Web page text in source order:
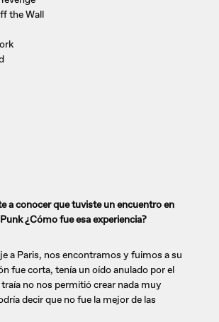
the Wall
a conocer que tuviste un encuentro en
¿Cómo fue esa experiencia?
a Paris, nos encontramos y fuimos a su
fue corta, tenía un oído anulado por el
no nos permitió crear nada muy
decir que no fue la mejor de las